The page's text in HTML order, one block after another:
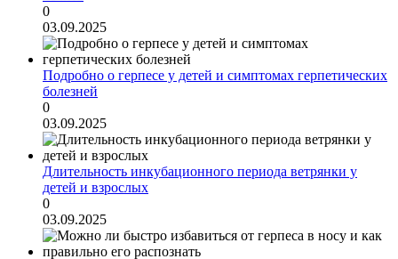
0
03.09.2025
Подробно о герпесе у детей и симптомах герпетических
болезней
0
03.09.2025
Длительность инкубационного периода ветрянки у
детей и взрослых
0
03.09.2025